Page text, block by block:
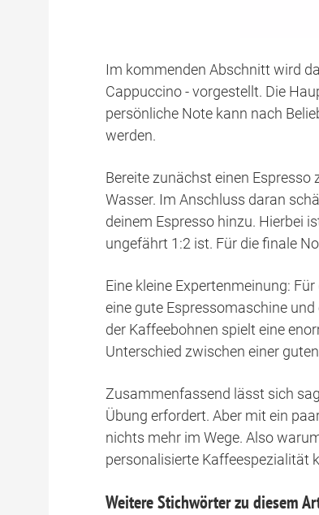
Im kommenden Abschnitt wird
Cappuccino - vorgestellt. Die
persönliche Note kann nach
werden.
Bereite zunächst einen
Wasser. Im Anschluss daran
deinem Espresso hinzu. Hierbei
ungefährt 1:2 ist. Für die finale
Eine kleine Expertenmeinung:
eine gute Espressomaschine
der Kaffeebohnen spielt eine
Unterschied zwischen einer
Zusammenfassend lässt sich
Übung erfordert. Aber mit ein
nichts mehr im Wege. Also
personalisierte Kaffeespezialität
Weitere Stichwörter zu diesem